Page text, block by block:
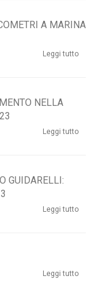
A MARINA
Leggi tutto
NELLA
Leggi tutto
GUIDARELLI:
Leggi tutto
Leggi tutto